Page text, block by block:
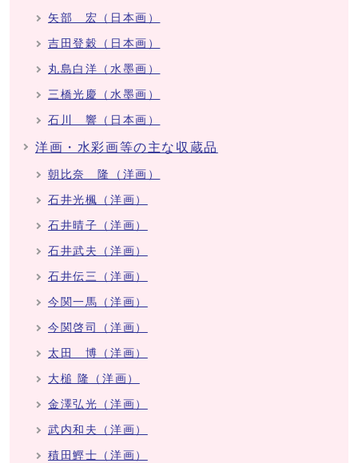
矢部 宏（日本画）
吉田登穀（日本画）
丸島白洋（水墨画）
三橋光慶（水墨画）
石川 響（日本画）
洋画・水彩画等の主な収蔵品
朝比奈 隆（洋画）
石井光楓（洋画）
石井晴子（洋画）
石井武夫（洋画）
石井伝三（洋画）
今関一馬（洋画）
今関啓司（洋画）
太田 博（洋画）
大槌 隆（洋画）
金澤弘光（洋画）
武内和夫（洋画）
積田鰹士（洋画）